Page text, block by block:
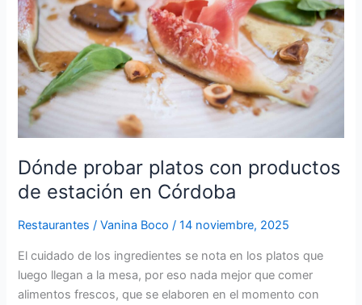
Dónde probar platos con productos
de estación en Córdoba
Restaurantes /Vanina Boco/14 noviembre, 2025
El cuidado de los ingredientes se nota en los platos que
luego llegan a la mesa, por eso nada mejor que comer
alimentos frescos, que se elaboren en el momento con
productos
de
estación
en
Córdoba